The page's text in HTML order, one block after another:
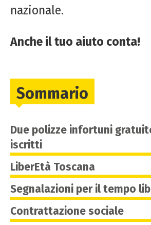
nazionale.
Anche il tuo aiuto conta!
Sommario
Due polizze infortuni
iscritti
LiberEtà Toscana
Segnalazioni per il tempo
Contrattazione sociale